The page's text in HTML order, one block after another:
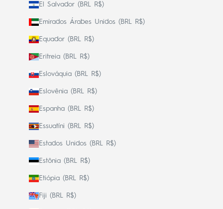
El Salvador (BRL R$)
Emirados Árabes Unidos (BRL R$)
Equador (BRL R$)
Eritreia (BRL R$)
Eslováquia (BRL R$)
Eslovênia (BRL R$)
Espanha (BRL R$)
Essuatíni (BRL R$)
Estados Unidos (BRL R$)
Estônia (BRL R$)
Etiópia (BRL R$)
Fiji (BRL R$)